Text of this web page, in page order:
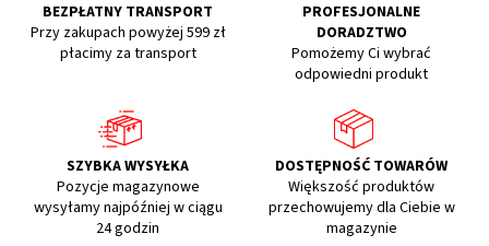
BEZPŁATNY TRANSPORT
Przy zakupach powyżej 599 zł
płacimy za transport
PROFESJONALNE
DORADZTWO
Pomożemy Ci wybrać
odpowiedni produkt
SZYBKA WYSYŁKA
Pozycje magazynowe
wysyłamy najpóźniej w ciągu
24 godzin
DOSTĘPNOŚĆ TOWARÓW
Większość produktów
przechowujemy dla Ciebie w
magazynie